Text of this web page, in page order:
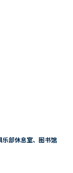
部休息室、图书馆